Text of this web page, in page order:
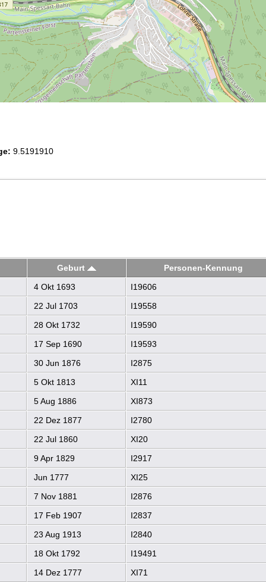
9.5191910
Geburt
Personen-Kennung
4 Okt 1693
I19606
22 Jul 1703
I19558
28 Okt 1732
I19590
17 Sep 1690
I19593
30 Jun 1876
I2875
5 Okt 1813
XI11
5 Aug 1886
XI873
22 Dez 1877
I2780
22 Jul 1860
XI20
9 Apr 1829
I2917
Jun 1777
XI25
7 Nov 1881
I2876
17 Feb 1907
I2837
23 Aug 1913
I2840
18 Okt 1792
I19491
14 Dez 1777
XI71